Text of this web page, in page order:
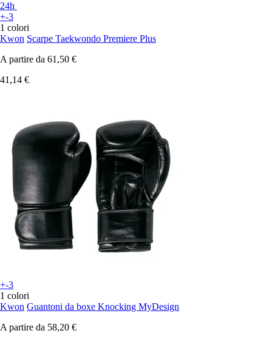
24h
+-3
1 colori
Kwon Scarpe Taekwondo Premiere Plus
A partire da 61,50 €
41,14 €
+-3
1 colori
Kwon Guantoni da boxe Knocking MyDesign
A partire da 58,20 €